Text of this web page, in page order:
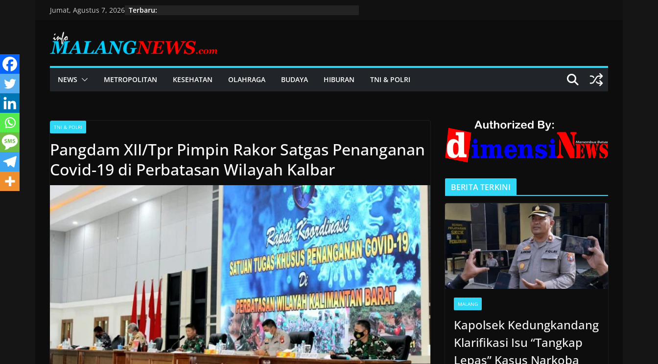
content
Jumat, Agustus 7, 2026 Terbaru:
NEWS METROPOLITAN KESEHATAN OLAHRAGA BUDAYA HIBURAN TNI & POLRI
TNI & POLRI
Pangdam XII/Tpr Pimpin Rakor Satgas Penanganan
Covid-19 di Perbatasan Wilayah Kalbar
BERITA TERKINI
MALANG
Kapolsek Kedungkandang
Klarifikasi Isu “Tangkap
Lepas” Kasus Narkoba